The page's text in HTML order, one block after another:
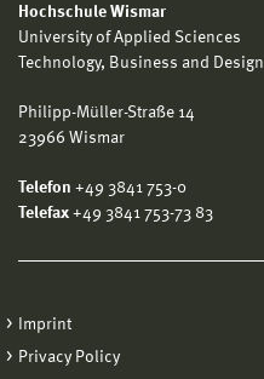
Hochschule Wismar
University of Applied Sciences
Technology, Business and Design
Philipp-Müller-Straße 14
23966 Wismar
Telefon +49 3841 753-0
Telefax +49 3841 753-73 83
Imprint
Privacy Policy